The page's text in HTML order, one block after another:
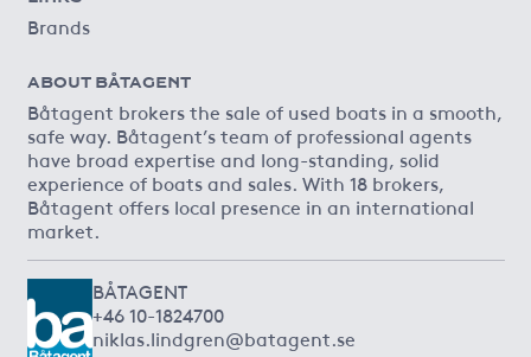
Brands
ABOUT BÅTAGENT
Båtagent brokers the sale of used boats in a smooth,
safe way. Båtagent’s team of professional agents
have broad expertise and long-standing, solid
experience of boats and sales. With 18 brokers,
Båtagent offers local presence in an international
market.
BÅTAGENT
+46 10-1824700
niklas.lindgren@batagent.se